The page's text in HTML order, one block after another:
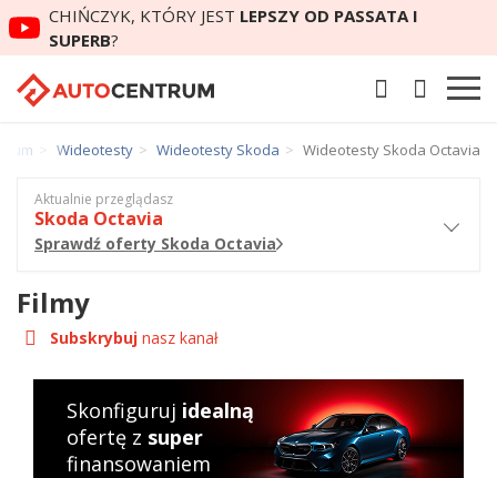
CHIŃCZYK, KTÓRY JEST LEPSZY OD PASSATA I
SUPERB?
Wideotesty Wideotesty Skoda Wideotesty Skoda Octavia
Aktualnie przeglądasz
Skoda Octavia
Sprawdź oferty Skoda Octavia
Filmy
Subskrybuj nasz kanał
Skonfiguruj idealną
ofertę z super
finansowaniem